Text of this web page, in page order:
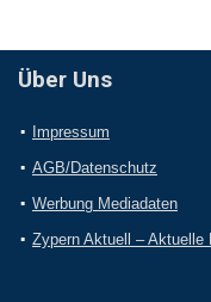
Über Uns
Impressum
AGB/Datenschutz
Werbung Mediadaten
Zypern Aktuell – Aktuelle